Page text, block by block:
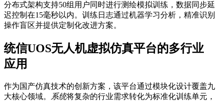
分布式架构支持50组用户同时进行测绘模拟训练，数据同步延
迟控制在15毫秒以内。训练日志通过机器学习分析，精准识别
操作盲区并提供定制化改进方案。
统信UOS无人机虚拟仿真平台的多行业
应用
作为国产仿真技术的创新方案，该平台通过模块化设计覆盖九
大核心领域。
系统将复杂的行业需求转化为标准化训练单元，